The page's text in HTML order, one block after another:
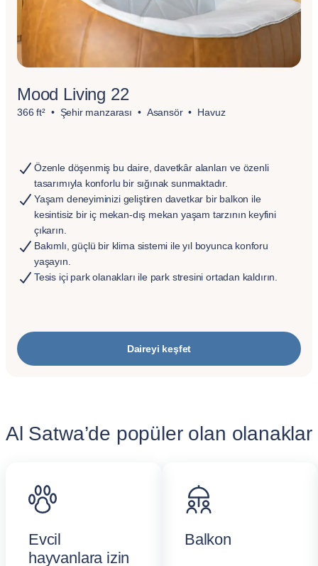
Mood Living 22
366 ft² Şehir manzarası Asansör Havuz
Özenle döşenmiş bu daire, davetkâr alanları ve özenli
tasarımıyla konforlu bir sığınak sunmaktadır.
Yaşam deneyiminizi geliştiren davetkar bir balkon ile
kesintisiz bir iç mekan-dış mekan yaşam tarzının keyfini
çıkarın.
Bakımlı, güçlü bir klima sistemi ile yıl boyunca konforu
yaşayın.
Tesis içi park olanakları ile park stresini ortadan kaldırın.
Daireyi keşfet
Al Satwa’de popüler olan olanaklar
Evcil
hayvanlara izin
Balkon